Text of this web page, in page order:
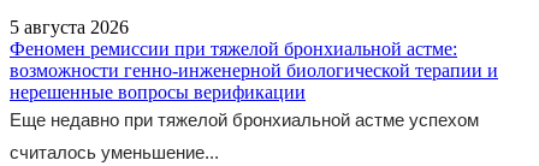
5 августа 2026
Феномен ремиссии при тяжелой бронхиальной астме:
возможности генно-инженерной биологической терапии и
нерешенные вопросы верификации
Еще недавно при тяжелой бронхиальной астме успехом
считалось уменьшение...